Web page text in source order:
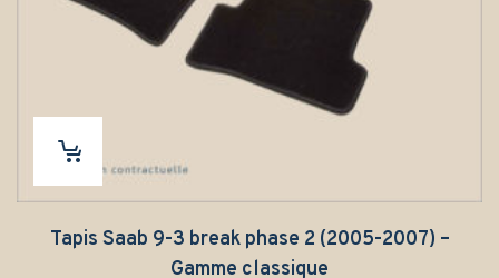
Tapis Saab 9-3 break phase 2 (2005-2007) –
Gamme classique